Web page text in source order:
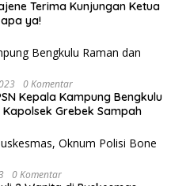
Terima Kunjungan Ketua
apa ya!
0 Komentar
Kepala Kampung Bengkulu
Grebek Sampah
0 Komentar